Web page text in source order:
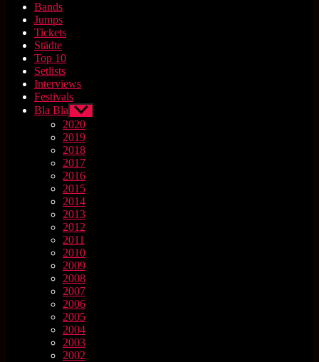
Bands
Jumps
Tickets
Städte
Top 10
Setlists
Interviews
Festivals
Bla Bla Untermenü
anzeigen
2020
2019
2018
2017
2016
2015
2014
2013
2012
2011
2010
2009
2008
2007
2006
2005
2004
2003
2002